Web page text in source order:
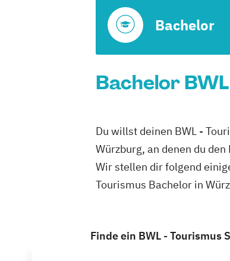
Bachelor
Bachelor
Du willst deinen BWL -
Würzburg, an denen du
Wir stellen dir folgend
Tourismus Bachelor in
Finde ein BWL -